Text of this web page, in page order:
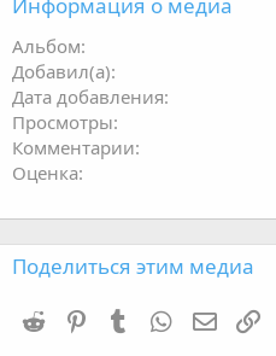
Альбом
Добавил(а)
Дата добавления
Просмотры
Комментарии
Оценка
Поделиться этим медиа
Reddit PinterestTumblr WhatsApp